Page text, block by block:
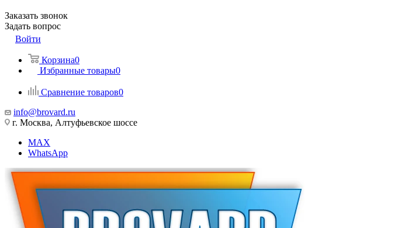
Заказать звонок
Задать вопрос
Войти
Корзина0
Избранные товары0
Сравнение товаров0
info@brovard.ru
г. Москва, Алтуфьевское шоссе
MAX
WhatsApp